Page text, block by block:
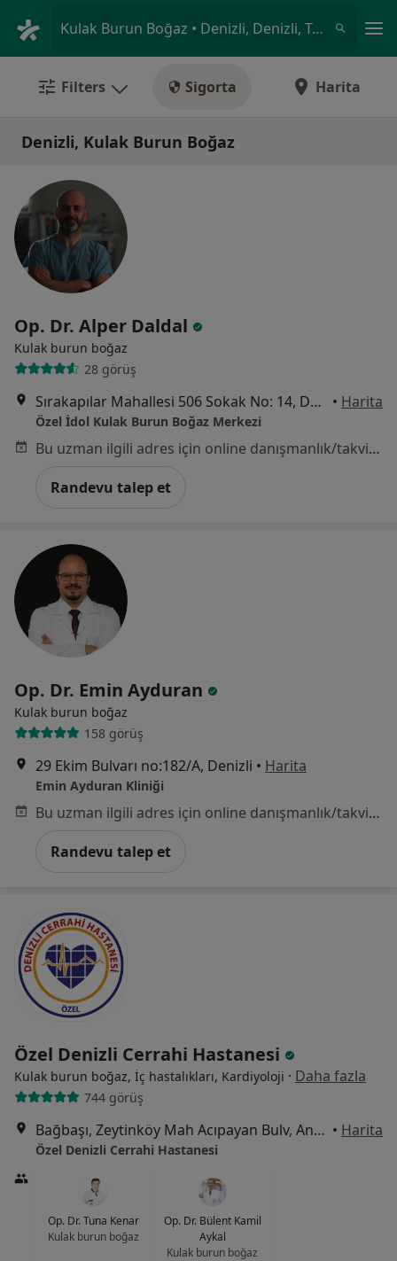
Kulak Burun Boğaz • Denizli, Denizli, Türkiye
Filters Sigorta Harita
Denizli, Kulak Burun Boğaz
Op. Dr. Alper Daldal
Kulak burun boğaz
28 görüş
Sırakapılar Mahallesi 506 Sokak No: 14, Denizli • Harita
Özel İdol Kulak Burun Boğaz Merkezi
Bu uzman ilgili adres için online danışmanlık/takvim sunmuyor.
Randevu talep et
Op. Dr. Emin Ayduran
Kulak burun boğaz
158 görüş
29 Ekim Bulvarı no:182/A, Denizli • Harita
Emin Ayduran Kliniği
Bu uzman ilgili adres için online danışmanlık/takvim sunmuyor.
Randevu talep et
Özel Denizli Cerrahi Hastanesi
Kulak burun boğaz, İç hastalıkları, Kardiyoloji · Daha fazla
744 görüş
Bağbaşı, Zeytinköy Mah Acıpayan Bulv, Antalya Yolu No:5, Denizli • Harita
Özel Denizli Cerrahi Hastanesi
Op. Dr. Tuna Kenar
Kulak burun boğaz
Op. Dr. Bülent Kamil
Aykal
Kulak burun boğaz